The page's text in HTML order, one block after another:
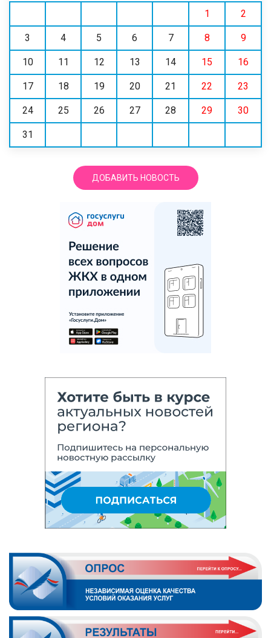
1 2
3 4 5 6 7 8 9
10 11 12 13 14 15 16
17 18 19 20 21 22 23
24 25 26 27 28 29 30
31
ДОБАВИТЬ НОВОСТЬ